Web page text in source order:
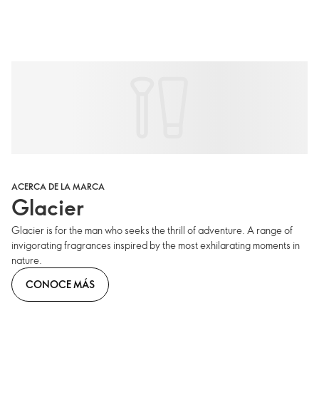
ACERCA DE LA MARCA
Glacier
Glacier is for the man who seeks the thrill of adventure. A range of
invigorating fragrances inspired by the most exhilarating moments in
nature.
CONOCE MÁS